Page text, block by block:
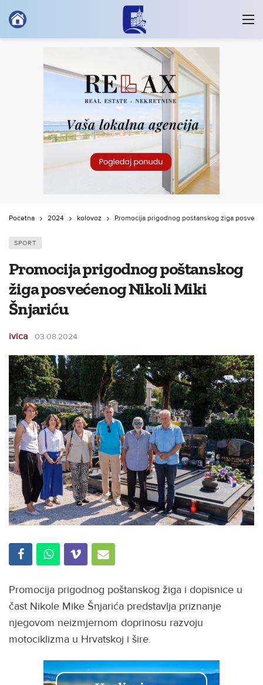
Početna 2024 kolovoz Promocija prigodnog poštanskog žiga
SPORT
Promocija prigodnog poštanskog
žiga posvećenog Nikoli Miki
Šnjariću
ivica 03.08.2024
Promocija prigodnog poštanskog žiga i dopisnice u
čast Nikole Mike Šnjarića predstavlja priznanje
njegovom neizmjernom doprinosu razvoju
motociklizma u Hrvatskoj i šire.